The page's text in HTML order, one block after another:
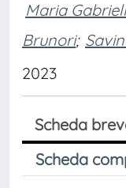
Maria
Brunori;
2023
Scheda
Scheda